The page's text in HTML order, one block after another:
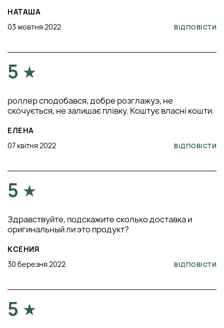
НАТАША
03 жовтня 2022
ВІДПОВІСТИ
5
роллер сподобався, добре розглажуэ, не
скочується, не залишає плівку. Коштує власні кошти.
ЕЛЕНА
07 квітня 2022
ВІДПОВІСТИ
5
Здравствуйте, подскажите сколько доставка и
оригинальный ли это продукт?
КСЕНИЯ
30 березня 2022
ВІДПОВІСТИ
5